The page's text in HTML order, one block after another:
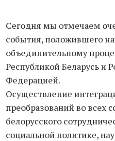
Сегодня мы отмечаем
события, положившего
объединительному
Республикой Беларусь и
Федерацией.
Осуществление
преобразований во всех
белорусского
социальной политике,